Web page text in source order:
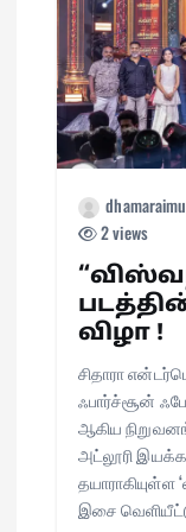
2 views
விழா !
சிதாரா
ஃபார்ச்சூன்
ஆகிய
அட்லூரி
இசை